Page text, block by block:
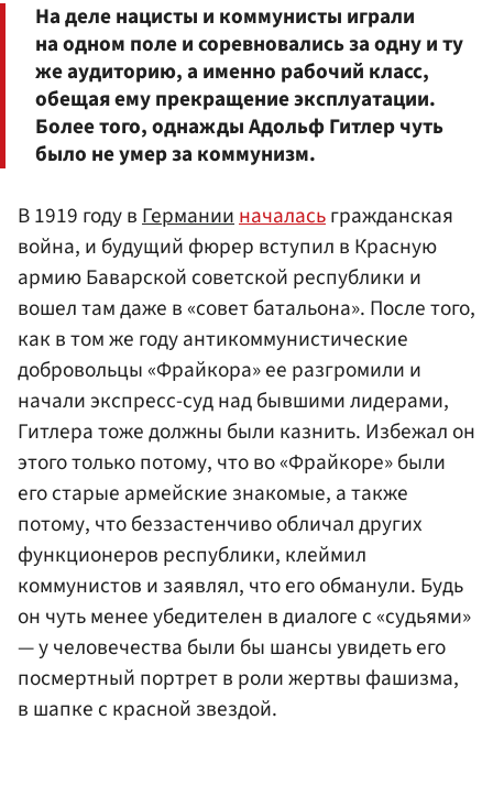
На деле нацисты и коммунисты играли
на одном поле и соревновались за одну и ту
же аудиторию, а именно рабочий класс,
обещая ему прекращение эксплуатации.
Более того, однажды Адольф Гитлер чуть
было не умер за коммунизм.
В 1919 году вГерманииначаласьгражданская
война, и будущий фюрер вступил в Красную
армию Баварской советской республики и
вошел там даже в «совет батальона». После того,
как в том же году антикоммунистические
добровольцы «Фрайкора» ее разгромили и
начали экспресс-суд над бывшими лидерами,
Гитлера тоже должны были казнить. Избежал он
этого только потому, что во «Фрайкоре» были
его старые армейские знакомые, а также
потому, что беззастенчиво обличал других
функционеров республики, клеймил
коммунистов и заявлял, что его обманули. Будь
он чуть менее убедителен в диалоге с «судьями»
— у человечества были бы шансы увидеть его
посмертный портрет в роли жертвы фашизма,
в шапке с красной звездой.